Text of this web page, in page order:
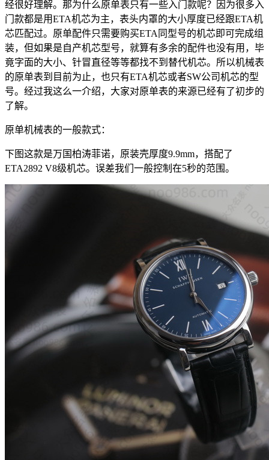
经很好理解。那为什么原单表只有一些入门款呢？因为很多入
门款都是用ETA机芯为主，表头内罩的大小厚度已经跟ETA机
芯匹配过。原单配件只需要购买ETA同型号的机芯即可完成组
装，但如果是自产机芯型号，就算有多余的配件也没有用，毕
竟字面的大小、针冒直径等等都找不到替代机芯。所以机械表
的原单表到目前为止，也只有ETA机芯或者SW公司机芯的型
号。经过我这么一介绍，大家对原单表的来源已经有了初步的
了解。
原单机械表的一般款式：
下图这款是万国柏涛菲诺，原装壳厚度9.9mm，搭配了
ETA2892 V8级机芯。误差我们一般控制在5秒的范围。